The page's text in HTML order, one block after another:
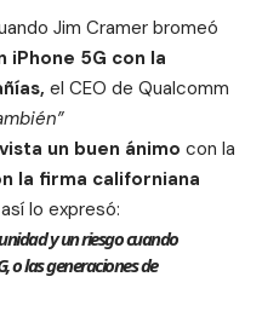
Jim Cramer bromeó
iPhone 5G con la
el CEO de Qualcomm
un buen ánimo con la
la firma californiana
lo expresó:
y un riesgo cuando
o las generaciones de